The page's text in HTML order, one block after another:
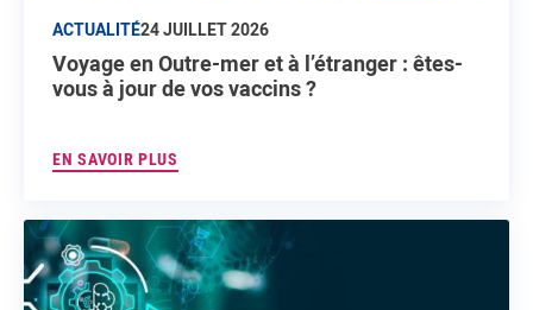
ACTUALITÉ24 JUILLET 2026
Voyage en Outre-mer et à l’étranger : êtes-
vous à jour de vos vaccins ?
EN SAVOIR PLUS